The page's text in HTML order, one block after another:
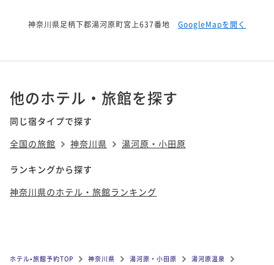
神奈川県足柄下郡湯河原町宮上637番地 GoogleMapを開く
他のホテル・旅館を探す
同じ宿タイプで探す
全国の旅館
神奈川県 湯河原・小田原
ランキングから探す
神奈川県のホテル・旅館ランキング
ホテル•旅館予約TOP 神奈川県 湯河原・小田原
湯河原温泉